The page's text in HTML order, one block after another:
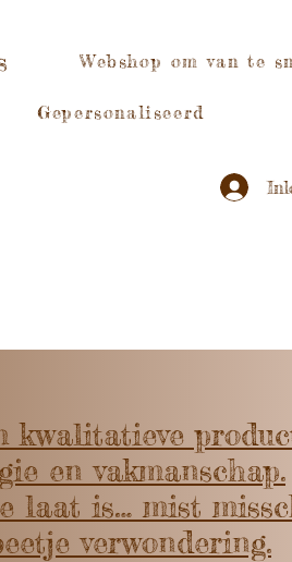
Webshop om van te
Gepersonaliseerd
en vakmanschap.
laat is… mist
verwondering.